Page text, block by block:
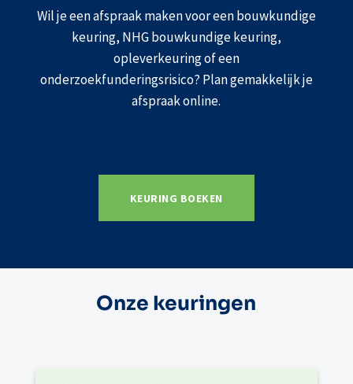
Wil je een afspraak maken voor een bouwkundige
keuring, NHG bouwkundige keuring,
opleverkeuring of een
onderzoekfunderingsrisico? Plan gemakkelijk je
afspraak online.
KEURING BOEKEN
Onze keuringen